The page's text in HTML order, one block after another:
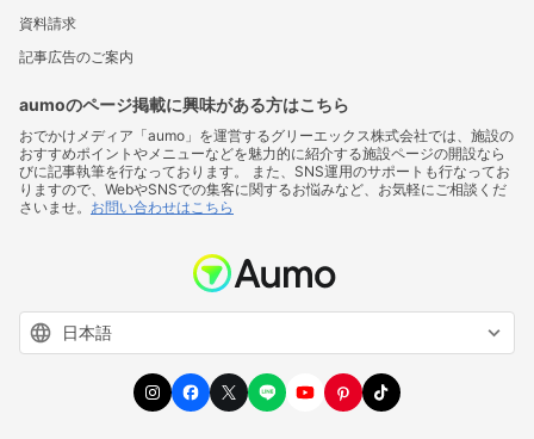
資料請求
記事広告のご案内
aumoのページ掲載に興味がある方はこちら
おでかけメディア「aumo」を運営するグリーエックス株式会社では、施設の
おすすめポイントやメニューなどを魅力的に紹介する施設ページの開設なら
びに記事執筆を行なっております。 また、SNS運用のサポートも行なってお
りますので、WebやSNSでの集客に関するお悩みなど、お気軽にご相談くだ
さいませ。 お問い合わせはこちら